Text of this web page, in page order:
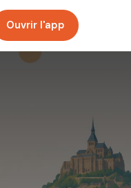
Ouvrir l'app